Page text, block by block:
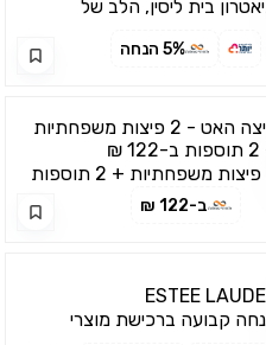
בית ליסין, הלב של
ליסין, לבית משלו, משכן של קבע
של התיאטרון בהוויה
פרישמן פינת דיזנגוף,
אומר, הלב של דיזנגוף, הווה
הלב של תל לאביב ויש מי
שיאמר, לבה של מדינת ישראל.
5% הנחה
פיצה האט - 2 פיצות משפחתיות
2 פיצות משפחתיות + 2 תוספות
ב-122 ₪
ESTEE
קבועה ברכישת מוצרי